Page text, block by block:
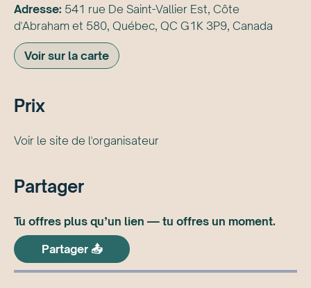
Adresse: 541 rue De Saint-Vallier Est, Côte
d'Abraham et 580, Québec, QC G1K 3P9, Canada
Voir sur la carte
Prix
Voir le site de l'organisateur
Partager
Tu offres plus qu’un lien — tu offres un moment.
Partager 📤